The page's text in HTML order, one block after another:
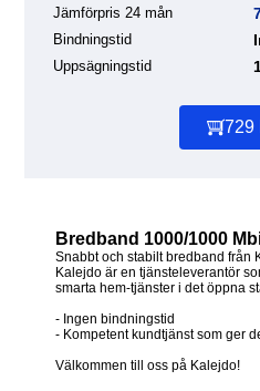
Jämförpris 24 mån
Bindningstid
Uppsägningstid
729
Bredband 1000/1000
Snabbt och stabilt bredband från
Kalejdo är en tjänsteleverantör
smarta hem-tjänster i det öppna
- Ingen bindningstid
- Kompetent kundtjänst som ger
Välkommen till oss på Kalejdo!